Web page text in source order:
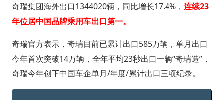
奇瑞集团海外出口1344020辆，同比增长17.4%， 连续23
年位居中国品牌乘用车出口第一。
奇瑞官方表示，奇瑞目前已累计出口585万辆，单月出口
今年首次突破14万辆，全年平均23秒出口一辆“奇瑞造”，
奇瑞今年创下中国车企单月/年度/累计出口三项纪录。